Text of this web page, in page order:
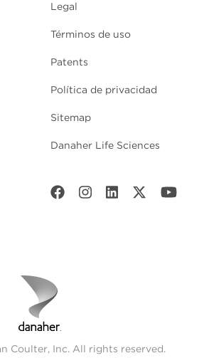
Legal
Términos de uso
Patents
Política de privacidad
Sitemap
Danaher Life Sciences
Coulter, Inc. All rights reserved.